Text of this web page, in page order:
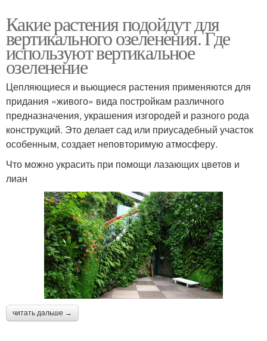
Какие растения подойдут для
вертикального озеленения. Где
используют вертикальное
озеленение
Цепляющиеся и вьющиеся растения применяются для
придания «живого» вида постройкам различного
предназначения, украшения изгородей и разного рода
конструкций. Это делает сад или приусадебный участок
особенным, создает неповторимую атмосферу.
Что можно украсить при помощи лазающих цветов и
лиан
читать дальше →